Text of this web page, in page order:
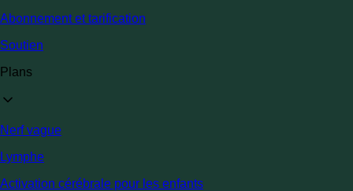
Abonnement et tarification
Soutien
Plans
Nerf vague
Lymphe
Activation cérébrale pour les enfants